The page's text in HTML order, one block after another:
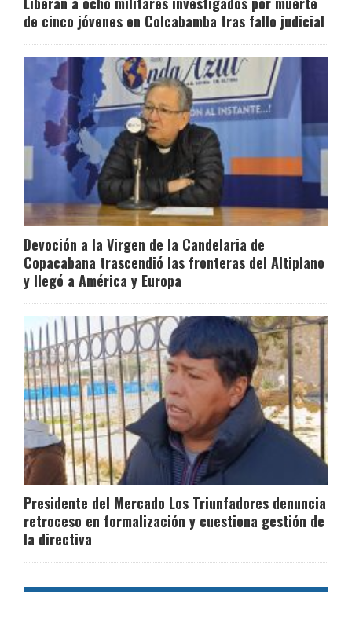
de cinco jóvenes en Colcabamba tras fallo judicial
Devoción a la Virgen de la Candelaria de
Copacabana trascendió las fronteras del Altiplano
y llegó a América y Europa
Presidente del Mercado Los Triunfadores denuncia
retroceso en formalización y cuestiona gestión de
la directiva